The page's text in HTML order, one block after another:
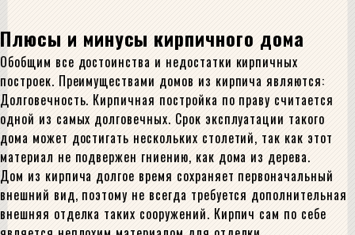
Плюсы и минусы кирпичного дома
Обобщим все достоинства и недостатки кирпичных
построек. Преимуществами домов из кирпича являются:
Долговечность. Кирпичная постройка по праву считается
одной из самых долговечных. Срок эксплуатации такого
дома может достигать нескольких столетий, так как этот
материал не подвержен гниению, как дома из дерева.
Дом из кирпича долгое время сохраняет первоначальный
внешний вид, поэтому не всегда требуется дополнительная
внешняя отделка таких сооружений. Кирпич сам по себе